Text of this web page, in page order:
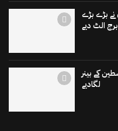
بڑے بڑے
برج الٹ دیے
کے بینر
لگادیے